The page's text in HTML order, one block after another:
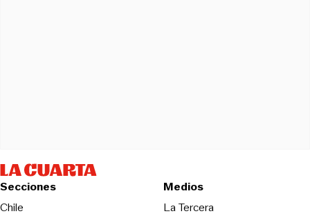
Secciones
Chile
Medios
La TerceraOpens in new